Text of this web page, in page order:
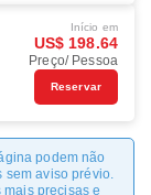
Início em
US$ 198.64
Preço/ Pessoa
Reservar
podem não
sem aviso prévio.
mais precisas e